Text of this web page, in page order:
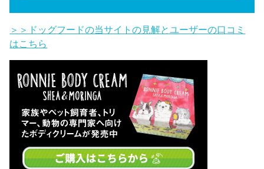
＞＞ドッグフードの当サイトの見解とユーザーの口コミ
はこちら